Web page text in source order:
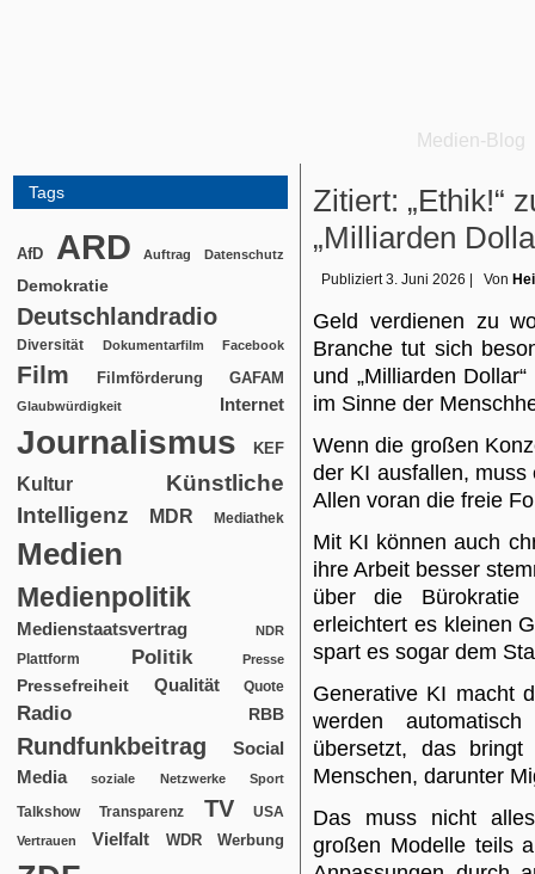
Medien-Blog
Tags
AfD ARD Auftrag Datenschutz
Demokratie
Deutschlandradio
Diversität Dokumentarfilm Facebook
Film Filmförderung GAFAM
Glaubwürdigkeit Internet
Journalismus KEF
Kultur
Künstliche
Intelligenz
MDR Mediathek
Medien
Medienpolitik
Medienstaatsvertrag NDR
Plattform Politik Presse
Pressefreiheit Qualität Quote
Radio RBB
Rundfunkbeitrag
Social
Media
soziale Netzwerke Sport
Talkshow Transparenz TV USA
Vertrauen Vielfalt WDR Werbung
Zitiert: „Ethik!“
„Milliarden
Publiziert 3. Juni 2026 Von
Geld verdienen zu
Branche tut sich
und „Milliarden
im Sinne der
Wenn die großen
der KI ausfallen,
Allen voran die freie
Mit KI können auch
ihre Arbeit besser
über die
erleichtert es kleinen
spart es sogar dem
Generative KI macht
werden
übersetzt, das
Menschen, darunter
Das muss nicht
großen Modelle teils